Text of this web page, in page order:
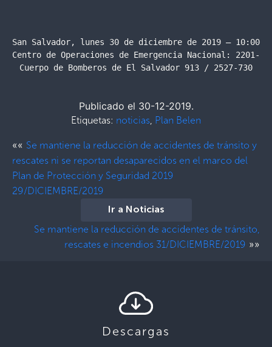
San Salvador, lunes 30 de diciembre de 2019 – 10:00
Centro de Operaciones de Emergencia Nacional: 2201-
Cuerpo de Bomberos de El Salvador 913 / 2527-730
Publicado el 30-12-2019.
Etiquetas: noticias, Plan Belen
«« Se mantiene la reducción de accidentes de tránsito y
rescates ni se reportan desaparecidos en el marco del
Plan de Protección y Seguridad 2019
29/DICIEMBRE/2019
Ir a Noticias
Se mantiene la reducción de accidentes de tránsito,
rescates e incendios 31/DICIEMBRE/2019 »»
Descargas